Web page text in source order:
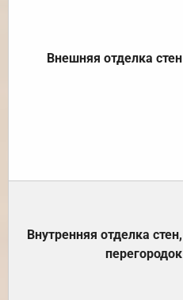
Внешняя отделка стен
Внутренняя отделка стен,
перегородок